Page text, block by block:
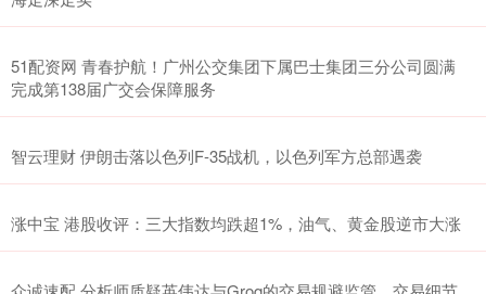
51配资网 青春护航！广州公交集团下属巴士集团三分公司圆满
完成第138届广交会保障服务
智云理财 伊朗击落以色列F-35战机，以色列军方总部遇袭
涨中宝 港股收评：三大指数均跌超1%，油气、黄金股逆市大涨